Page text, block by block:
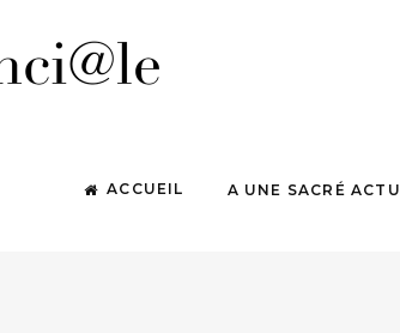
ACCUEIL A UNE SACRÉ ACTU